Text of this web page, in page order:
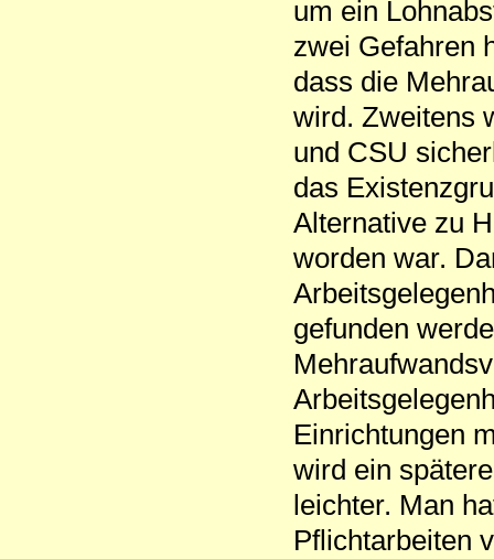
um ein
zwei Gefahren
dass die
wird. Zweitens
und CSU
das
Alternative zu
worden war.
gefunden
Einrichtungen
wird ein
leichter. Man
Pflichtarbeiten